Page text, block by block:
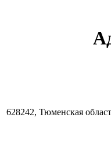
628242, Тюменская